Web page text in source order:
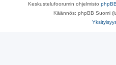
Keskustelufoorumin ohjelmisto phpBB
Käännös: phpBB Suomi